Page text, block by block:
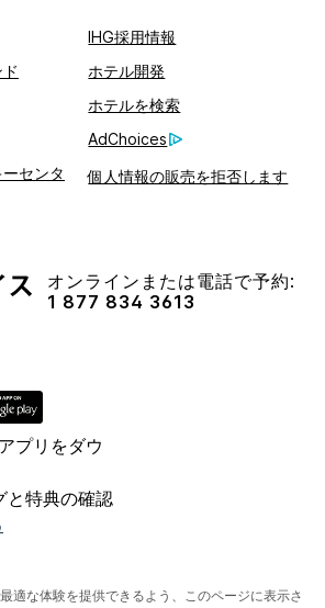
IHG採用情報
ホテル開発
ホテルを検索
AdChoices
センタ
個人情報の販売を拒否します
オンラインまたは電話で予約:
1 877 834 3613
プリをダウ
と特典の確認
適な体験を提供できるよう、このページに表示さ